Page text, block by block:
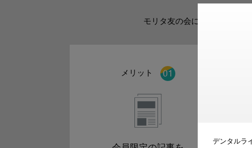
デンタルラ
モリタ友の会に登録いただく
メリット